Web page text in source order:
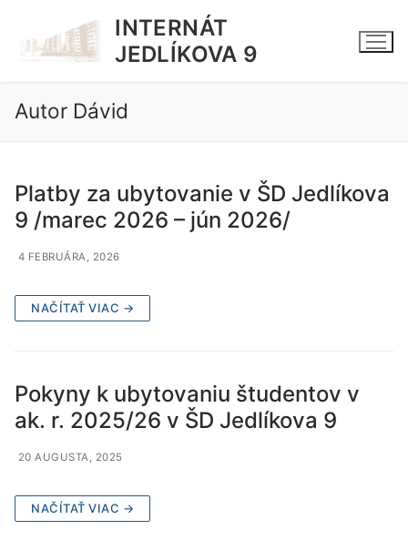
obsah
INTERNÁT
JEDLÍKOVA 9
Autor Dávid
Platby za ubytovanie v ŠD Jedlíkova
9 /marec 2026 – jún 2026/
4 FEBRUÁRA, 2026
NAČÍTAŤ VIAC →
Pokyny k ubytovaniu študentov v
ak. r. 2025/26 v ŠD Jedlíkova 9
20 AUGUSTA, 2025
NAČÍTAŤ VIAC →